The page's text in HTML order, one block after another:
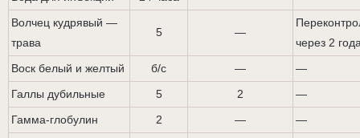
Волчец кудрявый —
трава
5 —
через 2
Воск белый и желтый
б/с —
—
Галлы дубильные
5 2
—
Гамма-глобулин
2 — —